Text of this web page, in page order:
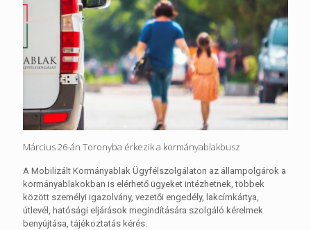
Március 26-án Toronyba érkezik a kormányablakbusz
A Mobilizált Kormányablak Ügyfélszolgálaton az állampolgárok a
kormányablakokban is elérhető ügyeket intézhetnek, többek
között személyi igazolvány, vezetői engedély, lakcímkártya,
útlevél, hatósági eljárások megindítására szolgáló kérelmek
benyújtása, tájékoztatás kérés.